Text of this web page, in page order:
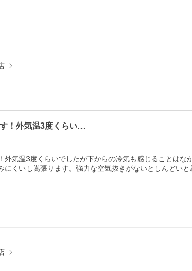
！外気温3度くらい…
外気温3度くらいでしたが下からの冷気も感じることは
にくいし嵩張ります。強力な空気抜きがないとしんどい